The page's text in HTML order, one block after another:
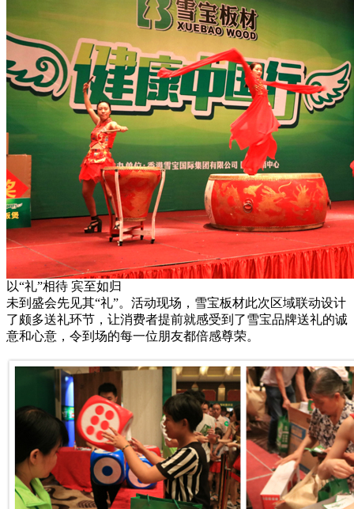
以“礼”相待 宾至如归
未到盛会先见其“礼”。活动现场，雪宝板材此次区域联动设计
了颇多送礼环节，让消费者提前就感受到了雪宝品牌送礼的诚
意和心意，令到场的每一位朋友都倍感尊荣。